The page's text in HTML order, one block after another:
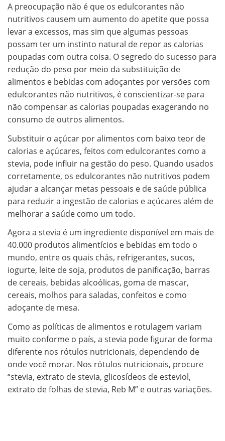
A preocupação não é que os edulcorantes não
nutritivos causem um aumento do apetite que possa
levar a excessos, mas sim que algumas pessoas
possam ter um instinto natural de repor as calorias
poupadas com outra coisa. O segredo do sucesso para
redução do peso por meio da substituição de
alimentos e bebidas com adoçantes por versões com
edulcorantes não nutritivos, é conscientizar-se para
não compensar as calorias poupadas exagerando no
consumo de outros alimentos.
Substituir o açúcar por alimentos com baixo teor de
calorias e açúcares, feitos com edulcorantes como a
stevia, pode influir na gestão do peso. Quando usados
corretamente, os edulcorantes não nutritivos podem
ajudar a alcançar metas pessoais e de saúde pública
para reduzir a ingestão de calorias e açúcares além de
melhorar a saúde como um todo.
Agora a stevia é um ingrediente disponível em mais de
40.000 produtos alimentícios e bebidas em todo o
mundo, entre os quais chás, refrigerantes, sucos,
iogurte, leite de soja, produtos de panificação, barras
de cereais, bebidas alcoólicas, goma de mascar,
cereais, molhos para saladas, confeitos e como
adoçante de mesa.
Como as políticas de alimentos e rotulagem variam
muito conforme o país, a stevia pode figurar de forma
diferente nos rótulos nutricionais, dependendo de
onde você morar. Nos rótulos nutricionais, procure
“stevia, extrato de stevia, glicosídeos de esteviol,
extrato de folhas de stevia, Reb M” e outras variações.